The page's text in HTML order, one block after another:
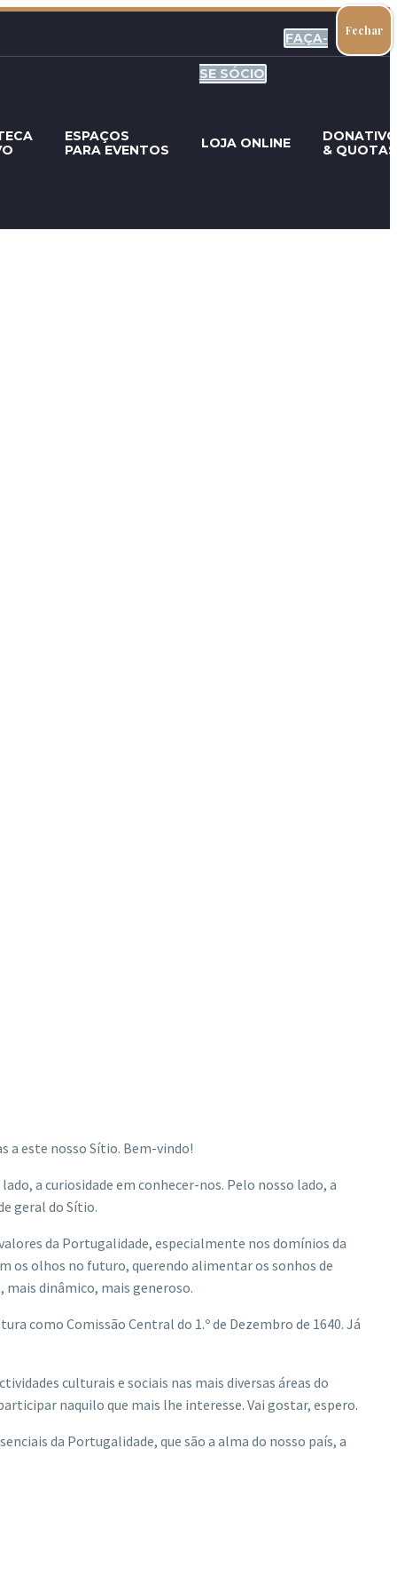
FAÇA-
SE SÓCIO
ESPAÇOS
PARA EVENTOS
LOJA ONLINE
& QUOTAS
a este nosso Sítio. Bem-vindo!
a curiosidade em conhecer-nos. Pelo nosso lado, a
geral do Sítio.
da Portugalidade, especialmente nos domínios da
os olhos no futuro, querendo alimentar os sonhos de
dinâmico, mais generoso.
como Comissão Central do 1.º de Dezembro de 1640. Já
culturais e sociais nas mais diversas áreas do
naquilo que mais lhe interesse. Vai gostar, espero.
da Portugalidade, que são a alma do nosso país, a
Fechar